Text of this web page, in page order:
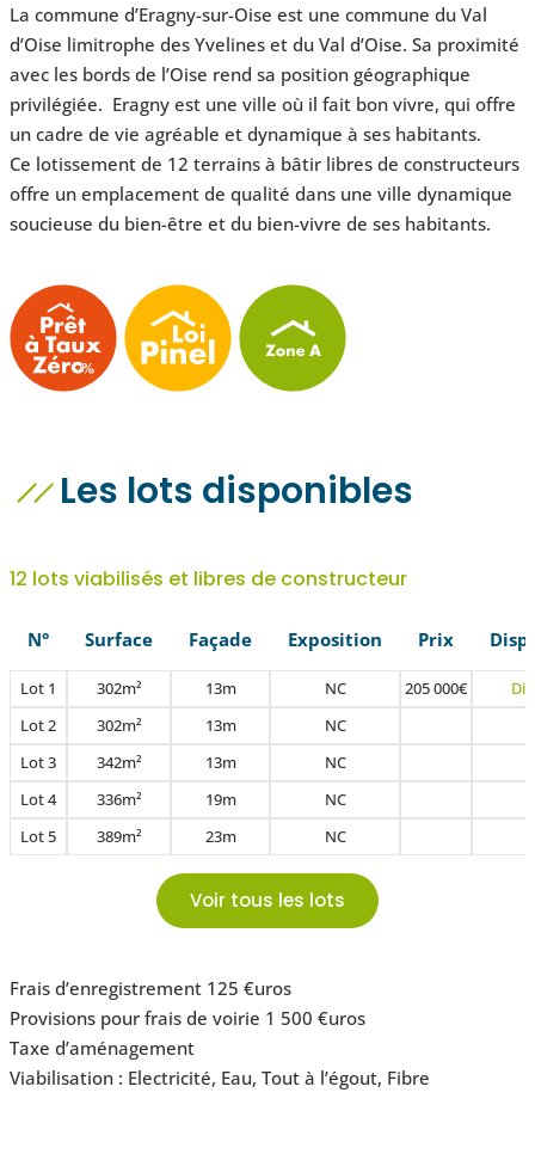
La commune d’Eragny-sur-Oise est une commune du Val
d’Oise limitrophe des Yvelines et du Val d’Oise. Sa proximité
avec les bords de l’Oise rend sa position géographique
privilégiée. Eragny est une ville où il fait bon vivre, qui offre
un cadre de vie agréable et dynamique à ses habitants.
Ce lotissement de 12 terrains à bâtir libres de constructeurs
offre un emplacement de qualité dans une ville dynamique
soucieuse du bien-être et du bien-vivre de ses habitants.
Les lots disponibles
12 lots viabilisés et libres de constructeur
N° Surface Façade​ Exposition Prix
Lot 1 302m² 13m NC 205 000€
Lot 2
302m² 13m NC
Lot 3
342m² 13m NC
Lot 4
336m² 19m NC
Lot 5
389m² 23m NC
Voir tous les lots
Frais d’enregistrement 125 €uros
Provisions pour frais de voirie 1 500 €uros
Taxe d’aménagement
Viabilisation : Electricité, Eau, Tout à l’égout, Fibre